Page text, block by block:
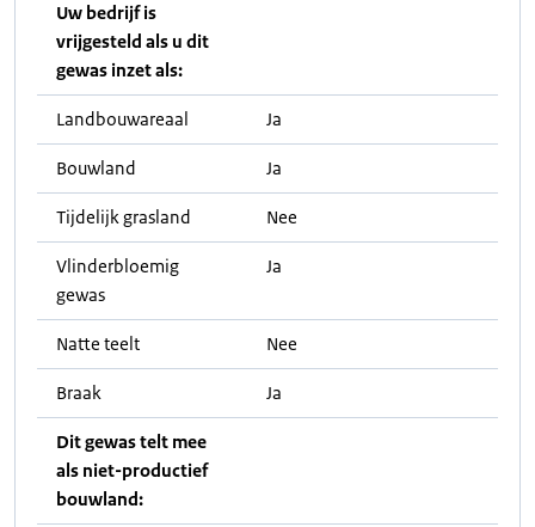
Uw bedrijf is
vrijgesteld als u dit
gewas inzet als:
Landbouwareaal Ja
Bouwland Ja
Tijdelijk grasland Nee
Vlinderbloemig
gewas
Ja
Natte teelt Nee
Braak Ja
Dit gewas telt mee
als niet-productief
bouwland: